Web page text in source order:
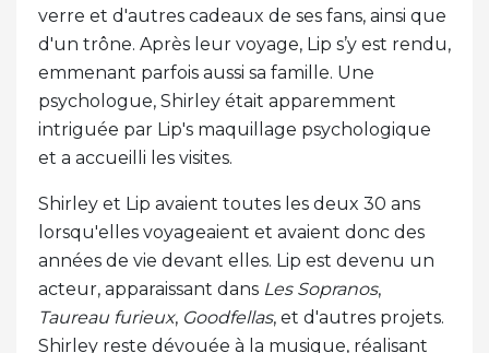
verre et d'autres cadeaux de ses fans, ainsi que
d'un trône. Après leur voyage, Lip s’y est rendu,
emmenant parfois aussi sa famille. Une
psychologue, Shirley était apparemment
intriguée par Lip's maquillage psychologique
et a accueilli les visites.
Shirley et Lip avaient toutes les deux 30 ans
lorsqu'elles voyageaient et avaient donc des
années de vie devant elles. Lip est devenu un
acteur, apparaissant dans Les Sopranos,
Taureau furieux, Goodfellas, et d'autres projets.
Shirley reste dévouée à la musique, réalisant